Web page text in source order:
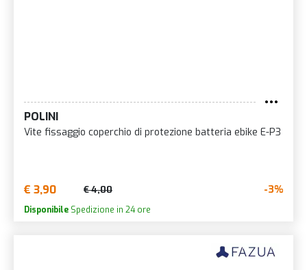
POLINI
Vite fissaggio coperchio di protezione batteria ebike E-P3
€ 3,90 € 4,00 -3%
Disponibile Spedizione in 24 ore